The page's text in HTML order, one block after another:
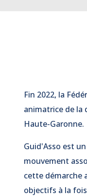
Fin 2022, la
animatrice de la
Haute-Garonne.
Guid'Asso est
mouvement
cette démarche
objectifs à la